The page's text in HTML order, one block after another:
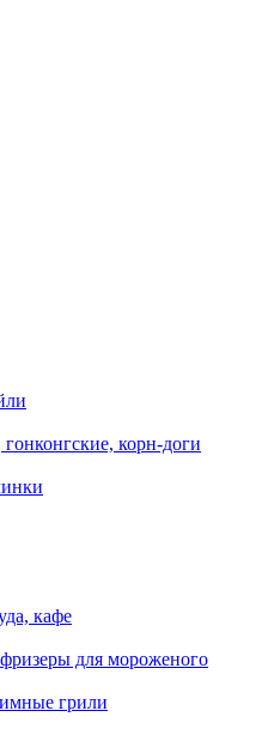
корн-доги
кафе
для мороженого
грили